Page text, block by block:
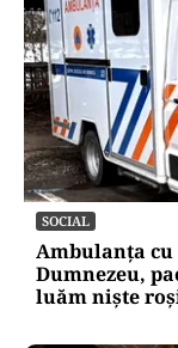
SOCIAL
Ambulanța cu
Dumnezeu,
luăm niște